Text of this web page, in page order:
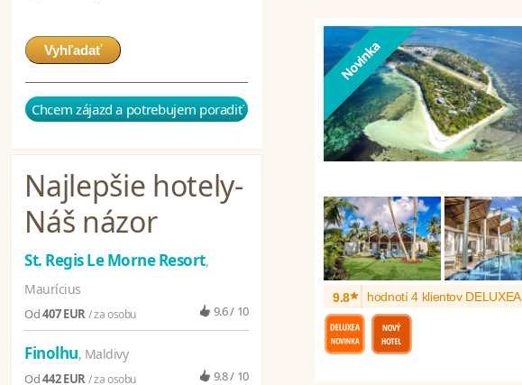
Vyhľadať
Chcem zájazd a potrebujem poradiť
Najlepšie hotely-
Náš názor
St. Regis Le Morne Resort,
Maurícius
Od407 EUR/ za osobu 9.6 / 10
Finolhu, Maldivy
Od442 EUR/ za osobu 9.8 / 10
9.8* hodnotí 4 klientov DELUXEA